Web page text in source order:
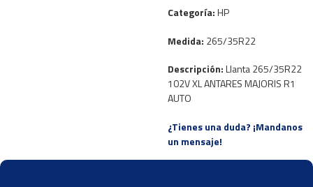
Categoría:HP
Medida: 265/35R22
Descripción:Llanta 265/35R22
102V XL ANTARES MAJORIS R1
AUTO
¿Tienes una duda? ¡Mandanos
un mensaje!